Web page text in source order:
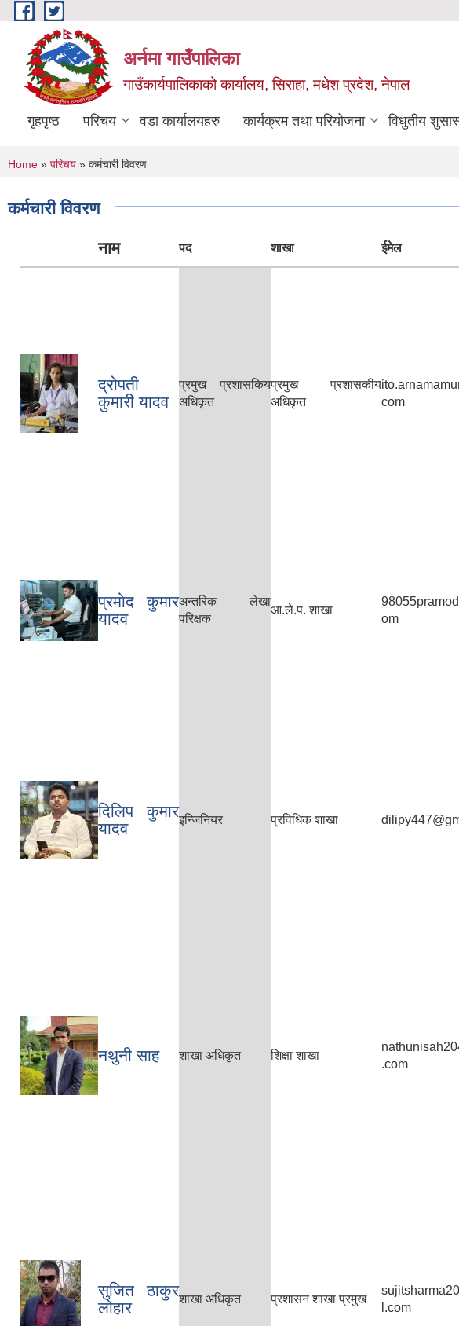
Skip to main content
अर्नमा गाउँपालिका
गाउँकार्यपालिकाको कार्यालय, सिराहा, मधेश प्रदेश, नेपाल
गृहपृष्ठ परिचय वडा कार्यालयहरु कार्यक्रम तथा परियोजना विधुतीय
You are here
Home » परिचय » कर्मचारी विवरण
कर्मचारी विवरण
नाम पद शाखा ईमेल
द्रोपती
कुमारी यादव
प्रमुख प्रशासकिय
अधिकृत
प्रमुख प्रशासकीय
अधिकृत
com
प्रमाेद कुमार
यादव
अन्तरिक लेखा
परिक्षक
आ.ले.प. शाखा
om
दिलिप कुमार
यादव
इन्जिनियर प्रविधिक शाखा
नथुनी साह शाखा अधिकृत शिक्षा शाखा
.com
सुजित ठाकुर
लोहार
शाखा अधिकृत प्रशासन शाखा प्रमुख
l.com